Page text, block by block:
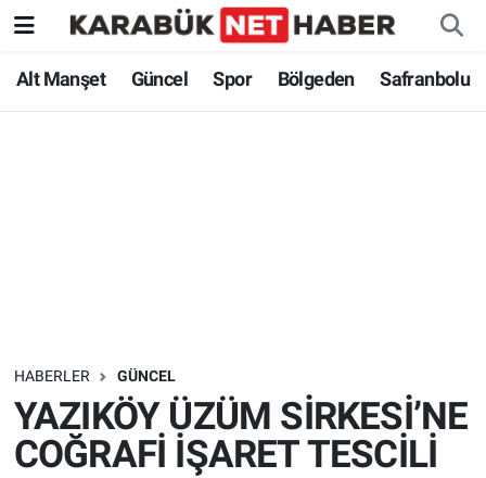
Alt Manşet Güncel Spor Bölgeden Safranbolu
HABERLER GÜNCEL
YAZIKÖY ÜZÜM SİRKESİ’NE
COĞRAFİ İŞARET TESCİLİ